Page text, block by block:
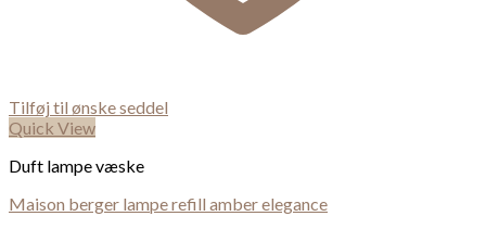
Tilføj til ønske seddel
Quick View
Duft lampe væske
Maison berger lampe refill amber elegance